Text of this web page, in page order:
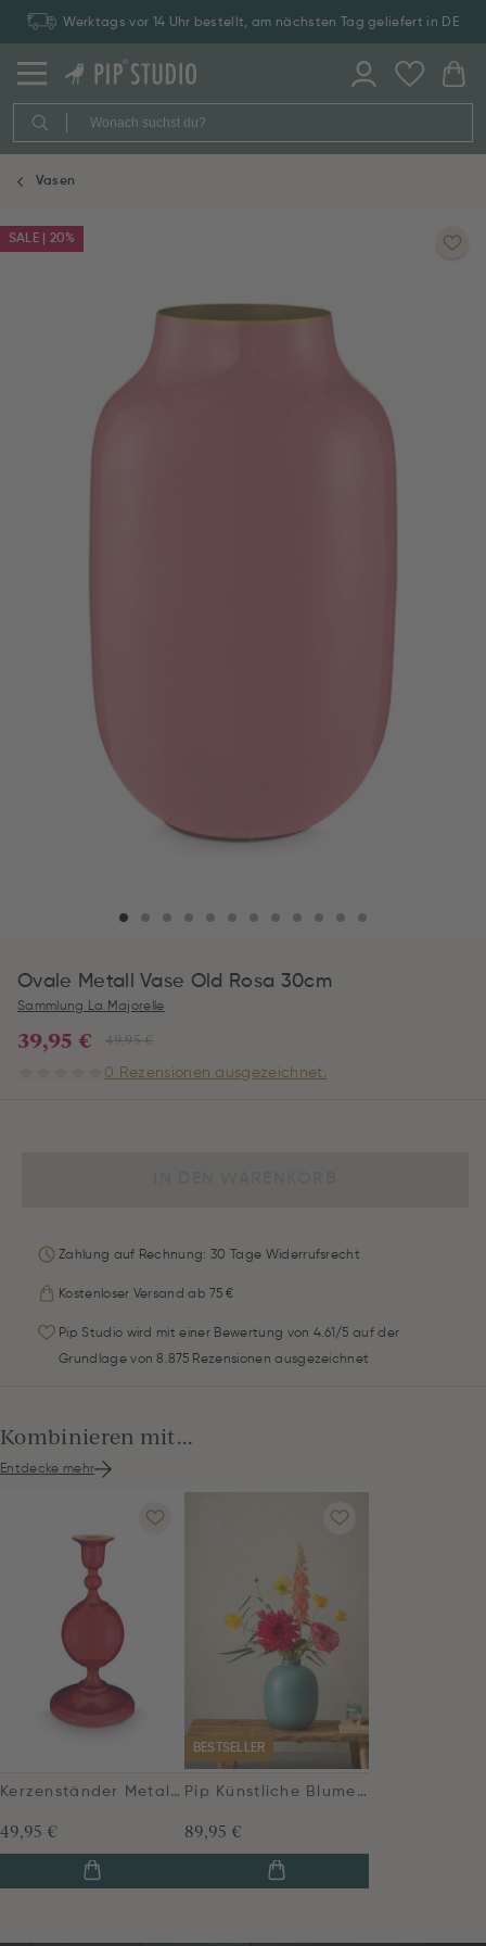
Werktags vor 14 Uhr bestellt, am nächsten Tag geliefert in DE
Vasen
SALE | 20%
Ovale Metall Vase Old Rosa 30cm
Sammlung La Majorelle
49,95 €
39,95 €
0 Rezensionen ausgezeichnet.
Zahlung auf Rechnung: 30 Tage Widerrufsrecht
Kostenloser Versand ab 75 €
Pip Studio wird mit einer Bewertung von 4.61/5 auf der
Grundlage von 8.875 Rezensionen ausgezeichnet
Kombinieren mit...
Entdecke mehr
Kerzenständer Metall Kugel Dunkelrot 24cm
49,95 €
BESTSELLER
Pip Künstliche Blumen Coral Sunrise
89,95 €